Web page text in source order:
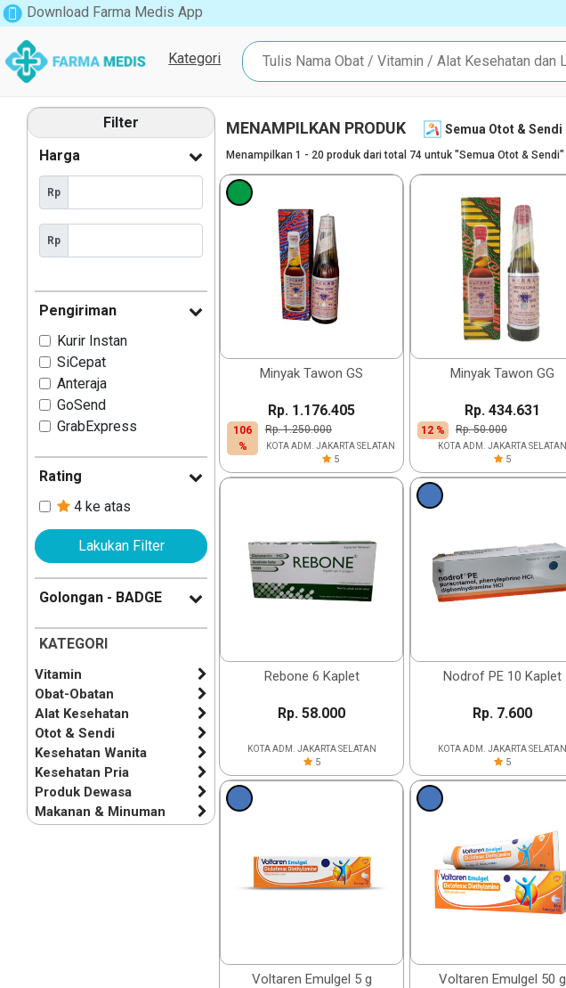
Filter
Harga
Rp
Rp
Pengiriman
Kurir Instan
SiCepat
Anteraja
GoSend
GrabExpress
Rating
4 ke atas
Lakukan Filter
Golongan - BADGE
KATEGORI
Vitamin
Obat-Obatan
Alat Kesehatan
Otot & Sendi
Kesehatan Wanita
Kesehatan Pria
Produk Dewasa
Makanan & Minuman
MENAMPILKAN PRODUK Semua Otot & Sendi
Menampilkan 1 - 20 produk dari total 74 untuk "Semua Otot & Sendi"
Minyak Tawon GS
Rp. 1.176.405
106
%
Rp. 1.250.000
KOTA ADM. JAKARTA SELATAN
5
Minyak Tawon GG
Rp. 434.631
12 % Rp. 50.000
KOTA ADM. JAKARTA SELATAN
5
Rebone 6 Kaplet
Rp. 58.000
KOTA ADM. JAKARTA SELATAN
5
Nodrof PE 10 Kaplet
Rp. 7.600
KOTA ADM. JAKARTA SELATAN
5
Voltaren Emulgel 5 g Voltaren Emulgel 50 g
Download Farma Medis App
Kategori